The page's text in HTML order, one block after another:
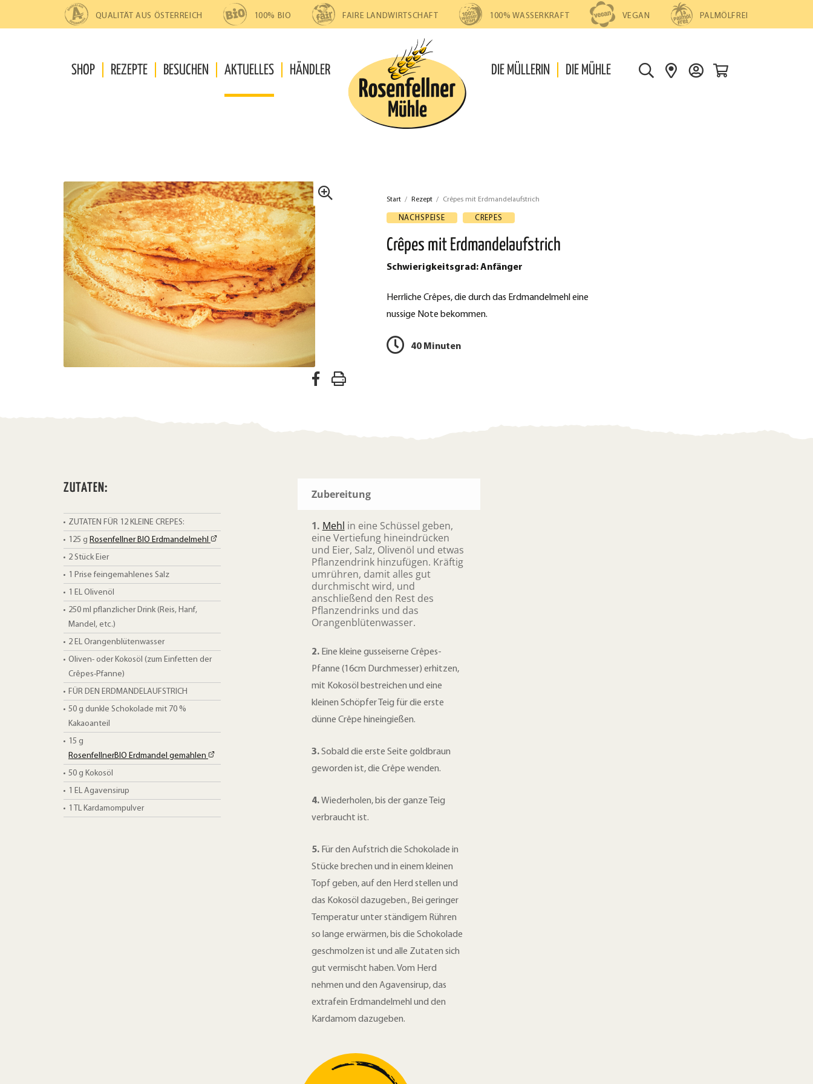
springen
springen
QUALITÄT AUS ÖSTERREICH 100% BIO FAIRE LANDWIRTSCHAFT 100% WASSERKRAFT VEGAN PALMÖLFREI
SHOP REZEPTE BESUCHEN AKTUELLES HÄNDLER DIE MÜLLERIN DIE MÜHLE
S
S
D
e
o
o
k
t
e
i
e
n
R
t
d
r
u
c
k
n
Start / Rezept / Crêpes mit Erdmandelaufstrich
NACHSPEISE CREPES
Crêpes mit Erdmandelaufstrich
Schwierigkeitsgrad: Anfänger
Herrliche Crêpes, die durch das Erdmandelmehl eine
nussige Note bekommen.
40 Minuten
ZUTATEN:
ZUTATEN FÜR 12 KLEINE CREPES:
125 g Rosenfellner BIO Erdmandelmehl
2 Stück Eier
1 Prise feingemahlenes Salz
1 EL Olivenöl
250 ml pflanzlicher Drink (Reis, Hanf,
Mandel, etc.)
2 EL Orangenblütenwasser
Oliven- oder Kokosöl (zum Einfetten der
Crêpes-Pfanne)
FÜR DEN ERDMANDELAUFSTRICH
50 g dunkle Schokolade mit 70 %
Kakaoanteil
15 g
RosenfellnerBIO Erdmandel gemahlen
50 g Kokosöl
1 EL Agavensirup
1 TL Kardamompulver
Zubereitung
1. Mehl in eine Schüssel geben,
eine Vertiefung hineindrücken
und Eier, Salz, Olivenöl und etwas
Pflanzendrink hinzufügen. Kräftig
umrühren, damit alles gut
durchmischt wird, und
anschließend den Rest des
Pflanzendrinks und das
Orangenblütenwasser.
2. Eine kleine gusseiserne Crêpes-
Pfanne (16cm Durchmesser) erhitzen,
mit Kokosöl bestreichen und eine
kleinen Schöpfer Teig für die erste
dünne Crêpe hineingießen.
3.Sobald die erste Seite goldbraun
geworden ist, die Crêpe wenden.
4.Wiederholen, bis der ganze Teig
verbraucht ist.
5. Für den Aufstrich die Schokolade in
Stücke brechen und in einem kleinen
Topf geben, auf den Herd stellen und
das Kokosöl dazugeben., Bei geringer
Temperatur unter ständigem Rühren
so lange erwärmen, bis die Schokolade
geschmolzen ist und alle Zutaten sich
gut vermischt haben. Vom Herd
nehmen und den Agavensirup, das
extrafein Erdmandelmehl und den
Kardamom dazugeben.